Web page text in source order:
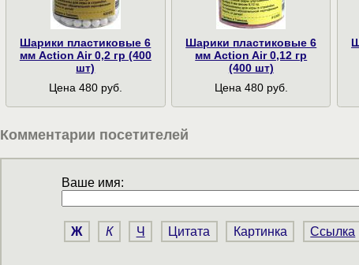
Шарики пластиковые 6
мм Action Air 0,2 гр (400
шт)
Цена 480 руб.
Шарики пластиковые 6
мм Action Air 0,12 гр
(400 шт)
Цена 480 руб.
Комментарии посетителей
Ваше имя:
Ж К Ч Цитата Картинка Ссылка